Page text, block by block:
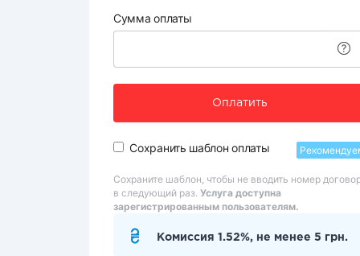
Сумма оплаты
Оплатить
Сохранить шаблон оплаты
Сохраните шаблон, чтобы не вводить номер
в следующий раз. Услуга доступна
зарегистрированным пользователям.
Комиссия 1.52%, не менее 5 грн.